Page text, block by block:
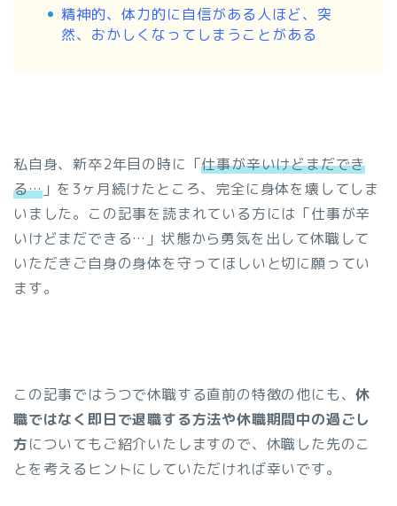
精神的、体力的に自信がある人ほど、突
然、おかしくなってしまうことがある
私自身、新卒2年目の時に「仕事が辛いけどまだでき
る…」を3ヶ月続けたところ、完全に身体を壊してしま
いました。この記事を読まれている方には「仕事が辛
いけどまだできる…」状態から勇気を出して休職して
いただきご自身の身体を守ってほしいと切に願ってい
ます。
この記事ではうつで休職する直前の特徴の他にも、休
職ではなく即日で退職する方法や休職期間中の過ごし
方についてもご紹介いたしますので、休職した先のこ
とを考えるヒントにしていただければ幸いです。